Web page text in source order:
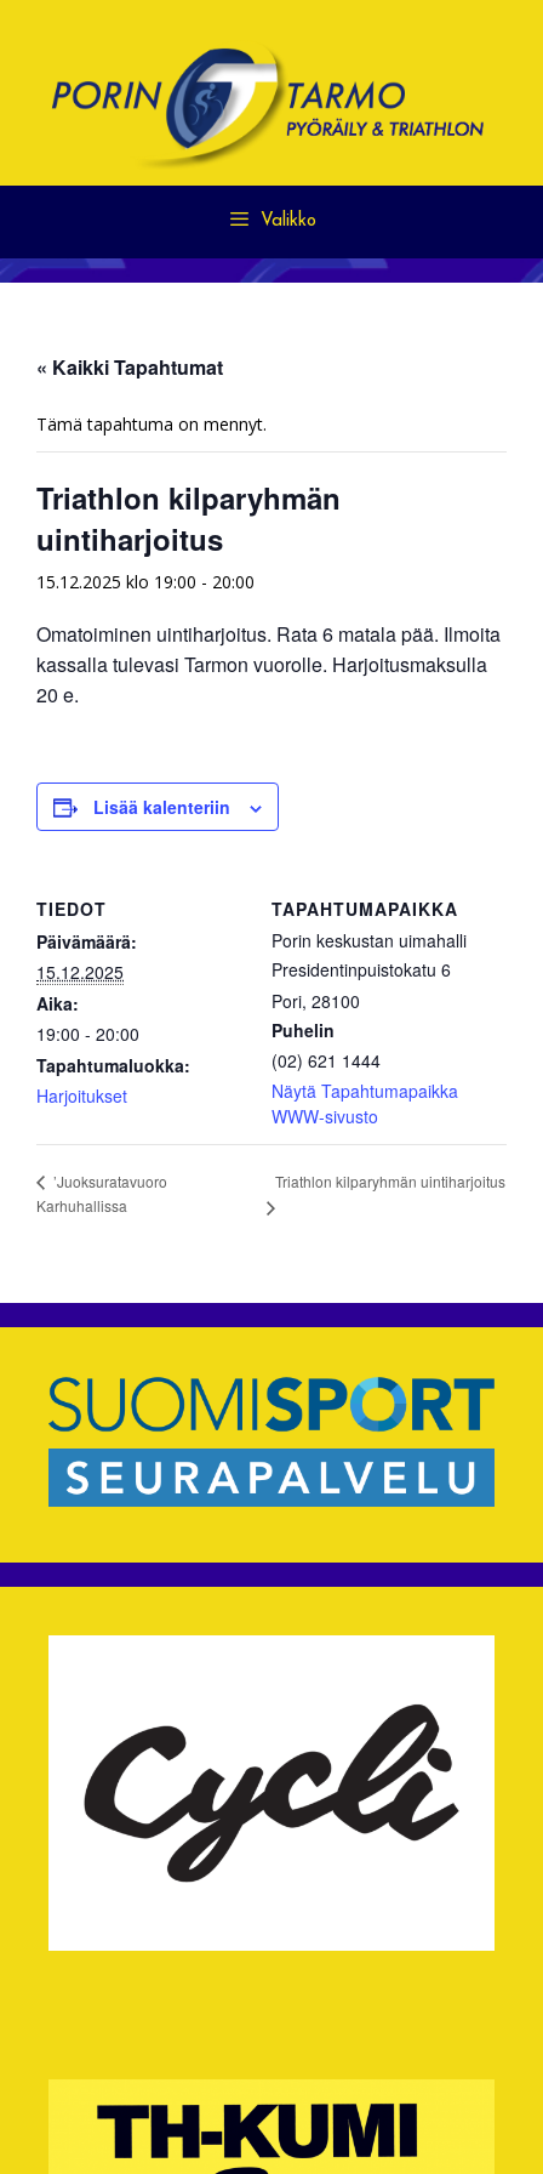
Valikko
« Kaikki Tapahtumat
Tämä tapahtuma on mennyt.
Triathlon kilparyhmän
uintiharjoitus
15.12.2025 klo 19:00 - 20:00
Omatoiminen uintiharjoitus. Rata 6 matala pää. Ilmoita
kassalla tulevasi Tarmon vuorolle. Harjoitusmaksulla
20 e.
Lisää kalenteriin
TIEDOT
Päivämäärä:
15.12.2025
Aika:
19:00 - 20:00
Tapahtumaluokka:
Harjoitukset
TAPAHTUMAPAIKKA
Porin keskustan uimahalli
Presidentinpuistokatu 6
Pori, 28100
Puhelin
(02) 621 1444
Näytä Tapahtumapaikka
WWW-sivusto
’Juoksuratavuoro
Karhuhallissa
Triathlon kilparyhmän uintiharjoitus